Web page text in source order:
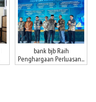
bank bjb Raih
Penghargaan Perluasan...